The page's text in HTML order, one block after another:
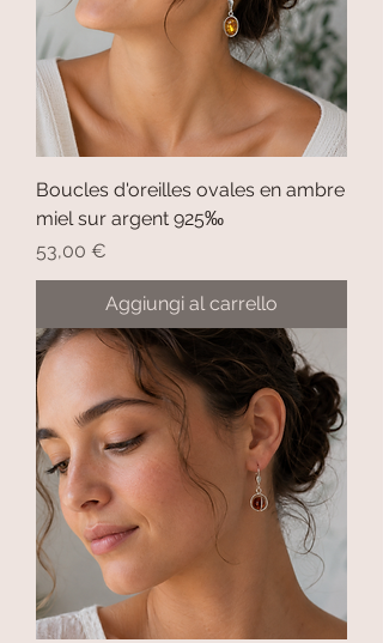
Boucles d'oreilles ovales en ambre
miel sur argent 925‰
Prezzo
53,00 €
Aggiungi al carrello